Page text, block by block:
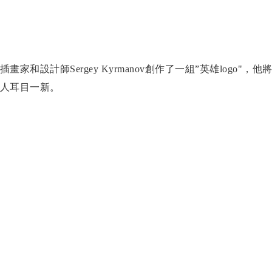
插畫家和設計師Sergey Kyrmanov創作了一組”英雄logo"，他
人耳目一新。